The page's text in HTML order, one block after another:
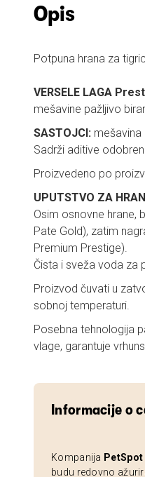
Opis
Potpuna hrana za
VERSELE LAGA
mešavine pažljivo
SASTOJCI: mešavina
Sadrži aditive
Proizvedeno po
UPUTSTVO ZA
Osim osnovne hrane,
Pate Gold), zatim
Premium Prestige).
Čista i sveža voda za
Proizvod čuvati u
sobnoj temperaturi.
Posebna tehnologija
vlage, garantuje
Informacije o
Kompanija PetSpot
budu redovno